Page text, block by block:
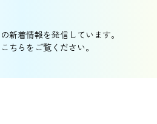
新着情報を発信しています。
ちらをご覧ください。